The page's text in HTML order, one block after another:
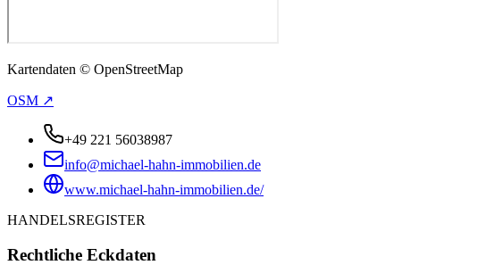
Kartendaten © OpenStreetMap
OSM ↗
+49 221 56038987
info@michael-hahn-immobilien.de
www.michael-hahn-immobilien.de/
HANDELSREGISTER
Rechtliche Eckdaten